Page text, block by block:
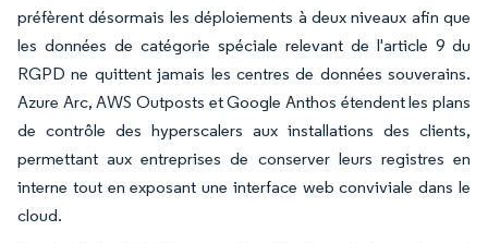
préfèrent désormais les déploiements à deux niveaux afin que
les données de catégorie spéciale relevant de l'article 9 du
RGPD ne quittent jamais les centres de données souverains.
Azure Arc, AWS Outposts et Google Anthos étendent les plans
de contrôle des hyperscalers aux installations des clients,
permettant aux entreprises de conserver leurs registres en
interne tout en exposant une interface web conviviale dans le
cloud.